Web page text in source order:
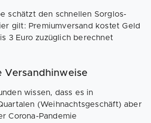
schätzt den schnellen Sorglos-
gilt: Premiumversand kostet Geld
3 Euro zuzüglich berechnet
Versandhinweise
wissen, dass es in
(Weihnachtsgeschäft) aber
Corona-Pandemie